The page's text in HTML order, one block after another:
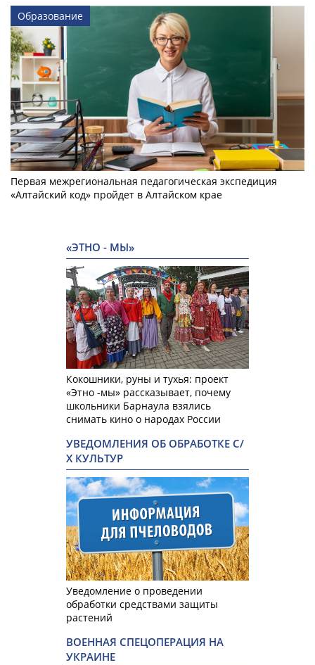
Образование
Первая межрегиональная педагогическая экспедиция
«Алтайский код» пройдет в Алтайском крае
«ЭТНО - МЫ»
Кокошники, руны и тухья: проект
«Этно -мы» рассказывает, почему
школьники Барнаула взялись
снимать кино о народах России
УВЕДОМЛЕНИЯ ОБ ОБРАБОТКЕ С/
Х КУЛЬТУР
Уведомление о проведении
обработки средствами защиты
растений
ВОЕННАЯ СПЕЦОПЕРАЦИЯ НА
УКРАИНЕ